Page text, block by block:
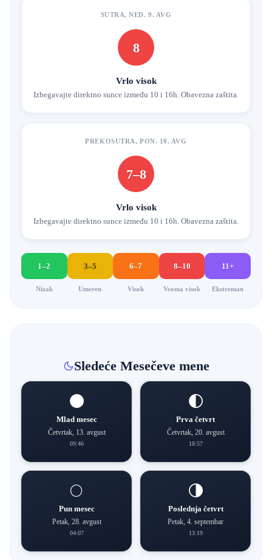
SUTRA, NED. 9. AVG
8
Vrlo visok
Izbegavajte direktno sunce između 10 i 16h. Obavezna zaštita.
PREKOSUTRA, PON. 10. AVG
7–8
Vrlo visok
Izbegavajte direktno sunce između 10 i 16h. Obavezna zaštita.
1–2 3–5 6–7 8–10 11+
Nizak Umeren Visok Veoma visok Ekstreman
Sledeće Mesečeve mene
🌑
Mlad mesec
Četvrtak, 13. avgust
09:46
🌓
Prva četvrt
Četvrtak, 20. avgust
18:57
🌕
Pun mesec
Petak, 28. avgust
04:07
🌗
Poslednja četvrt
Petak, 4. septembar
13:19